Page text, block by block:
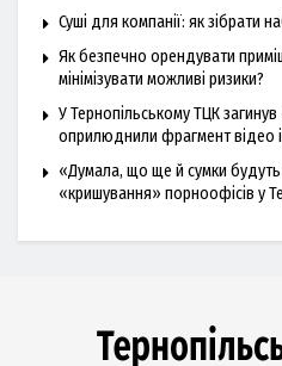
Суші для компанії: як зібрати
Як безпечно орендувати
мінімізувати можливі ризики?
У Тернопільському ТЦК
оприлюднили фрагмент відео
«Думала, що ще й сумки
«кришування» порноофісів у